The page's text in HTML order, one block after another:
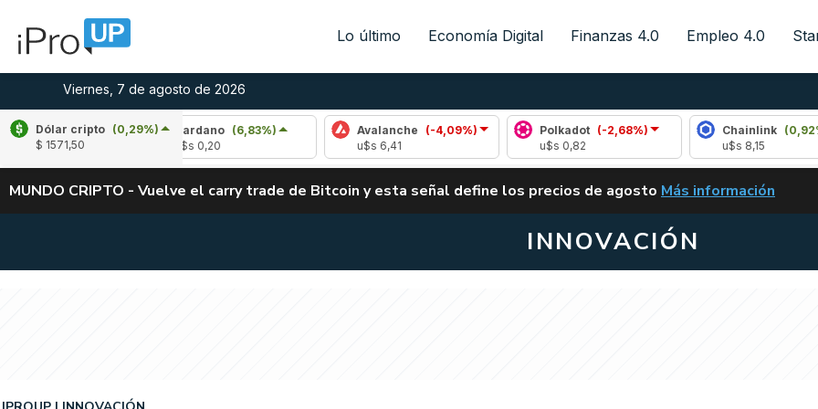
Lo último Economía Digital Finanzas 4.0 Empleo 4.0
Viernes, 7 de agosto de 2026
Dólar cripto (0,29%)
$ 1571,50
Cardano (6,83%)
Avalanche
(-4,09%)
Polkadot (-2,68%)
Chainlink (0,92%)
ALERTA
MUNDO CRIPTO - Vuelve el carry trade de Bitcoin y esta señal define los precios de agosto VUELVE EL CARRY
Más información
INNOVACIÓN